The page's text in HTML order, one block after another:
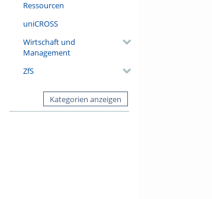
Ressourcen
uniCROSS
Wirtschaft und
Management
ZfS
Kategorien anzeigen